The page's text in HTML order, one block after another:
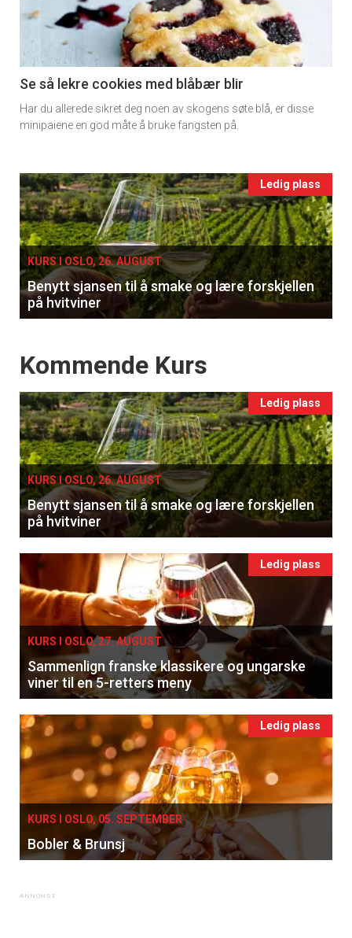
-
section
11
Ukens
Se så lekre cookies med blåbær blir
Har du allerede sikret deg noen av skogens søte blå, er disse
minipaiene en god måte å bruke fangsten på.
Events
single
Ledig plass
KURS I OSLO, 26. AUGUST
Benytt sjansen til å smake og lære forskjellen
på hvitviner
Events
Kommende Kurs
Ledig plass
KURS I OSLO, 26. AUGUST
Benytt sjansen til å smake og lære forskjellen
på hvitviner
Ledig plass
KURS I OSLO, 27. AUGUST
Sammenlign franske klassikere og ungarske
viner til en 5-retters meny
Ledig plass
KURS I OSLO, 05. SEPTEMBER
Bobler & Brunsj